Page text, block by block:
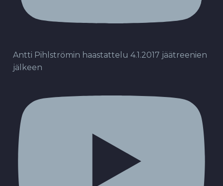
Antti Pihlströmin haastattelu 4.1.2017 jäätreenien
jälkeen